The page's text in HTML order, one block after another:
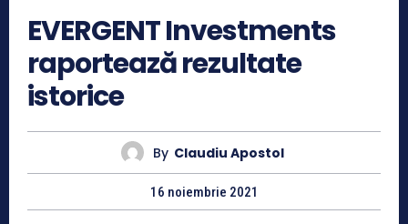
EVERGENT Investments
raportează rezultate
istorice
By Claudiu Apostol
16 noiembrie 2021